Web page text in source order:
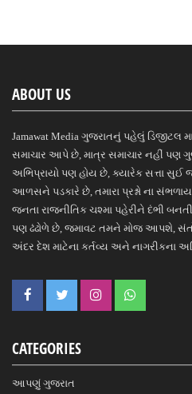
ABOUT US
Jamawat Media ગુજરાતનું પહેલું ડિજીટલ
સમાચાર આપે છે, માત્ર સમાચાર નહીં પણ
અભિપ્રાયો પણ હોય છે, ક્યારેક સત્તા સુઈ
આળસને પડકારે છે, તમારા પ્રશ્નો ના
જનતા રાજનીતિક ચશ્મા પહેરીને દંભી
પણ ઢંઢોળે છે, જમાવટ તમને મોજ આપશે,
અંદર દેશ માટેના કર્તવ્ય અને નાગરીકના
CATEGORIES
આપણું ગુજરાત